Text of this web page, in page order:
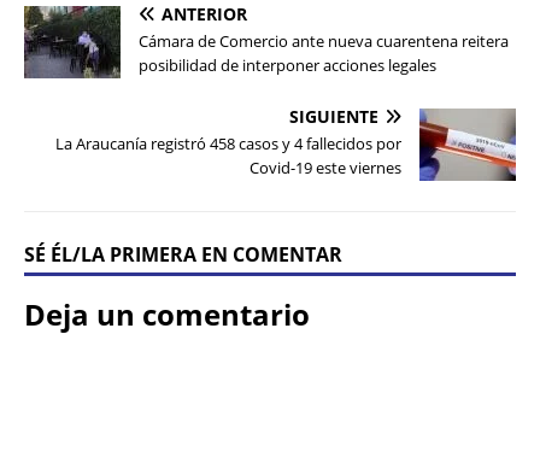
ANTERIOR
Cámara de Comercio ante nueva cuarentena reitera
posibilidad de interponer acciones legales
SIGUIENTE
La Araucanía registró 458 casos y 4 fallecidos por
Covid-19 este viernes
SÉ ÉL/LA PRIMERA EN COMENTAR
Deja un comentario